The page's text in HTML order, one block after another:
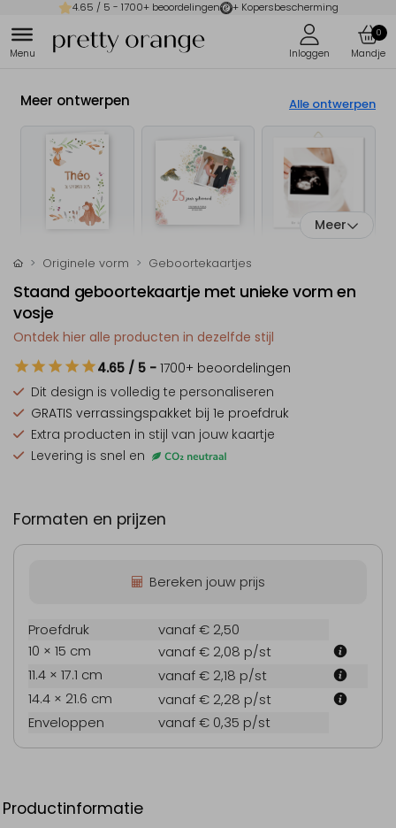
4.65 / 5 - 1700+ beoordelingen + Kopersbescherming
0
Meer ontwerpen Alle ontwerpen
Meer
Originele vorm Geboortekaartjes
Staand geboortekaartje met unieke vorm en
vosje
Ontdek hier alle producten in dezelfde stijl
4.65 / 5 - 1700+ beoordelingen
Dit design is volledig te personaliseren
GRATIS verrassingspakket bij 1e proefdruk
Extra producten in stijl van jouw kaartje
Levering is snel en
Formaten en prijzen
Bereken jouw prijs
Proefdruk
vanaf € 2,50
10 × 15 cm
vanaf € 2,08 p/st
11.4 × 17.1 cm
vanaf € 2,18 p/st
14.4 × 21.6 cm
vanaf € 2,28 p/st
Enveloppen
vanaf € 0,35 p/st
Productinformatie